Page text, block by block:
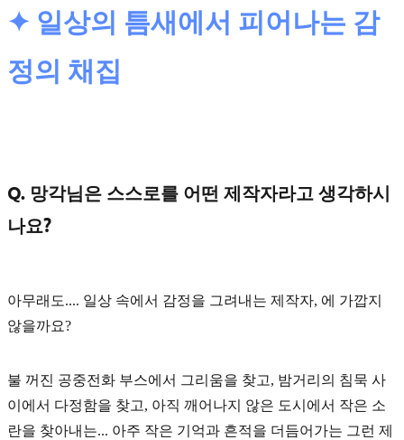
✦ 일상의 틈새에서 피어나는 감
정의 채집
Q. 망각님은 스스로를 어떤 제작자라고 생각하시
나요?
아무래도.... 일상 속에서 감정을 그려내는 제작자, 에 가깝지
않을까요?
불 꺼진 공중전화 부스에서 그리움을 찾고, 밤거리의 침묵 사
이에서 다정함을 찾고, 아직 깨어나지 않은 도시에서 작은 소
란을 찾아내는... 아주 작은 기억과 흔적을 더듬어가는 그런 제